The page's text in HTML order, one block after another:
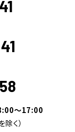
～17:00
く）